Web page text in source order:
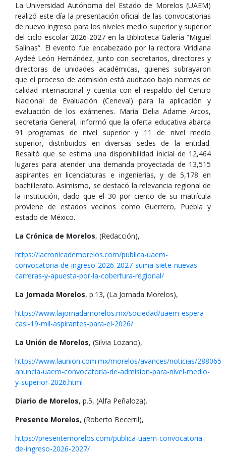
La Universidad Autónoma del Estado de Morelos (UAEM)
realizó este día la presentación oficial de las convocatorias
de nuevo ingreso para los niveles medio superior y superior
del ciclo escolar 2026-2027 en la Biblioteca Galería “Miguel
Salinas”. El evento fue encabezado por la rectora Viridiana
Aydeé León Hernández, junto con secretarios, directores y
directoras de unidades académicas, quienes subrayaron
que el proceso de admisión está auditado bajo normas de
calidad internacional y cuenta con el respaldo del Centro
Nacional de Evaluación (Ceneval) para la aplicación y
evaluación de los exámenes. María Delia Adame Arcos,
secretaria General, informó que la oferta educativa abarca
91 programas de nivel superior y 11 de nivel medio
superior, distribuidos en diversas sedes de la entidad.
Resaltó que se estima una disponibilidad inicial de 12,464
lugares para atender una demanda proyectada de 13,515
aspirantes en licenciaturas e ingenierías, y de 5,178 en
bachillerato. Asimismo, se destacó la relevancia regional de
la institución, dado que el 30 por ciento de su matrícula
proviene de estados vecinos como Guerrero, Puebla y
estado de México.
La Crónica de Morelos, (Redacción),
https://lacronicademorelos.com/publica-uaem-
convocatoria-de-ingreso-2026-2027-suma-siete-nuevas-
carreras-y-apuesta-por-la-cobertura-regional/
La Jornada Morelos, p.13, (La Jornada Morelos),
https://www.lajornadamorelos.mx/sociedad/uaem-espera-
casi-19-mil-aspirantes-para-el-2026/
La Unión de Morelos, (Silvia Lozano),
https://www.launion.com.mx/morelos/avances/noticias/288065-
anuncia-uaem-convocatoria-de-admision-para-nivel-medio-
y-superior-2026.html
Diario de Morelos, p.5, (Alfa Peñaloza).
Presente Morelos, (Roberto Becerril),
https://presentemorelos.com/publica-uaem-convocatoria-
de-ingreso-2026-2027/